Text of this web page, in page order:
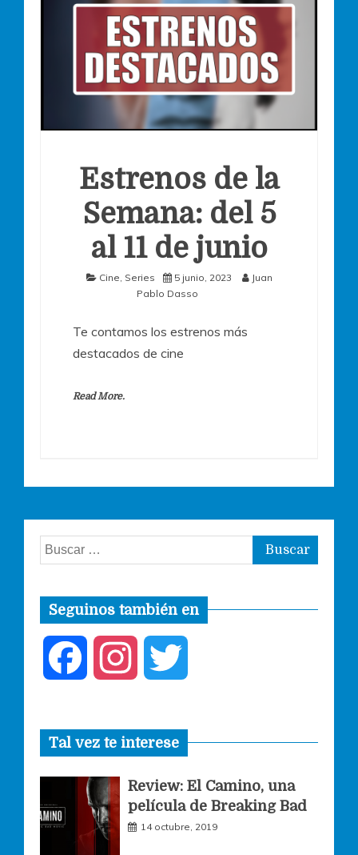
Estrenos de la
Semana: del 5
al 11 de junio
Cine Series 5 junio, 2023
Juan
Pablo Dasso
Te contamos los estrenos más
destacados de cine
Read More.
Buscar:
Seguinos también en
c
e
b
s
t
a
i
t
t
Tal vez te interese
Review: El Camino, una
película de Breaking Bad
14 octubre, 2019